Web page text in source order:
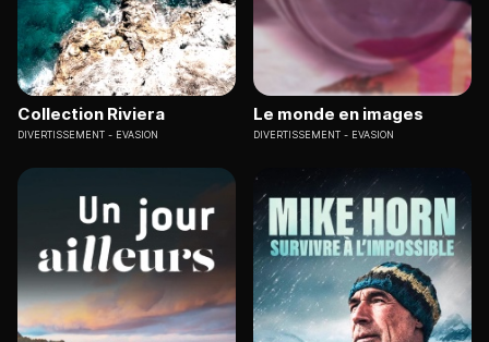
Collection Riviera
DIVERTISSEMENT EVASION
Le monde en images
DIVERTISSEMENT EVASION